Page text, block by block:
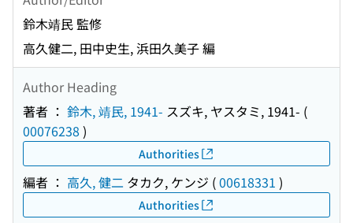
鈴木靖民 監修
高久健二, 田中史生, 浜田久美子 編
Author Heading
著者 ： 鈴木, 靖民, 1941- スズキ, ヤスタミ, 1941- (
00076238 )
Authorities
編者 ： 高久, 健二 タカク, ケンジ (00618331 )
Authorities